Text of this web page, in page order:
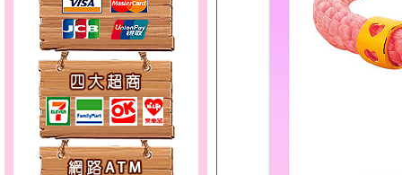
彩蝶倩影～金銀鋼套鍊